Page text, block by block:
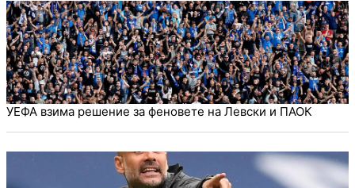
УЕФА взима решение за феновете на Левски и ПАОК